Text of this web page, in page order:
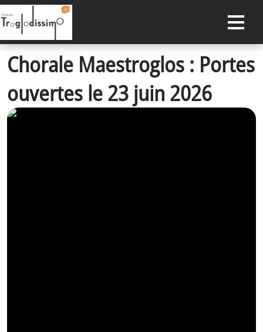
ACCUEIL
DATES À RETENIR
CONCERTS PASSÉS
Chorale Maestroglos : Portes
ouvertes le 23 juin 2026